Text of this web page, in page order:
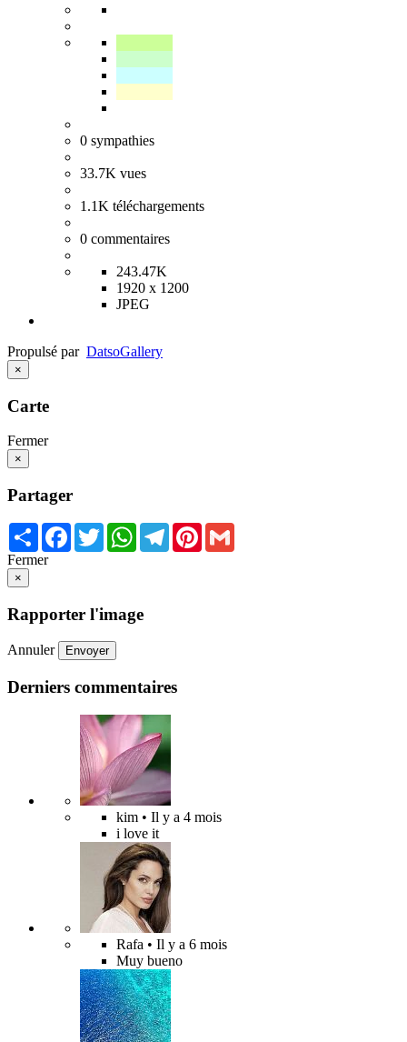
0 sympathies
33.7K vues
1.1K téléchargements
0 commentaires
243.47K
1920 x 1200
JPEG
Propulsé par DatsoGallery
×
Carte
Fermer
×
Partager
Share Facebook
TwitterWhatsApp
TelegramPinterest
Fermer
×
Rapporter l'image
Annuler Envoyer
Derniers commentaires
kim • Il y a 4 mois
i love it
Rafa • Il y a 6 mois
Muy bueno